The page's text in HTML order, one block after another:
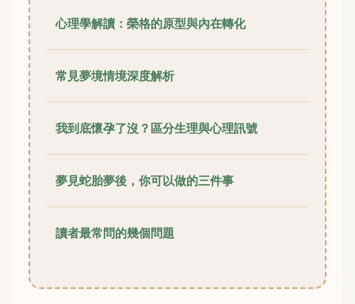
心理學解讀：榮格的原型與內在轉化
常見夢境情境深度解析
我到底懷孕了沒？區分生理與心理訊號
夢見蛇胎夢後，你可以做的三件事
讀者最常問的幾個問題